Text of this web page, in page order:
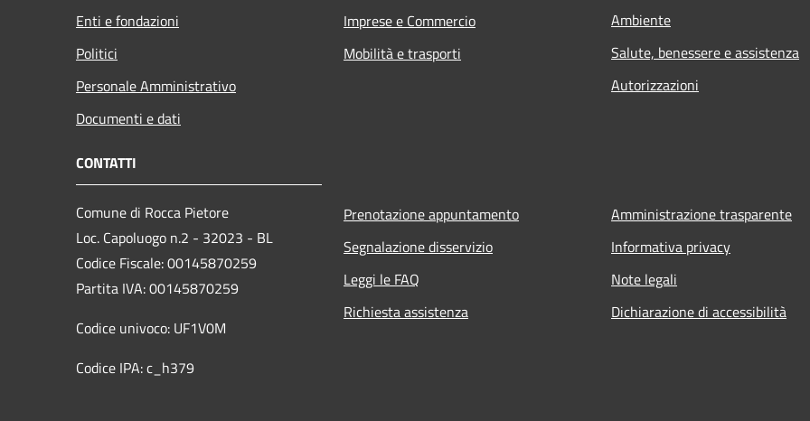
Enti e fondazioni
Politici
Personale Amministrativo
Documenti e dati
Imprese e Commercio
Mobilità e trasporti
Ambiente
Salute, benessere e assistenza
Autorizzazioni
CONTATTI
Comune di Rocca Pietore
Loc. Capoluogo n.2 - 32023 - BL
Codice Fiscale: 00145870259
Partita IVA: 00145870259
Codice univoco: UF1V0M
Codice IPA: c_h379
Prenotazione appuntamento
Segnalazione disservizio
Leggi le FAQ
Richiesta assistenza
Amministrazione trasparente
Informativa privacy
Note legali
Dichiarazione di accessibilità